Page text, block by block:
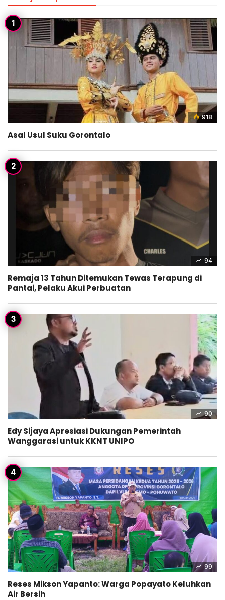
918
Asal Usul Suku Gorontalo
94
Remaja 13 Tahun Ditemukan Tewas Terapung di
Pantai, Pelaku Akui Perbuatan
90
Edy Sijaya Apresiasi Dukungan Pemerintah
Wanggarasi untuk KKNT UNIPO
99
Reses Mikson Yapanto: Warga Popayato Keluhkan
Air Bersih